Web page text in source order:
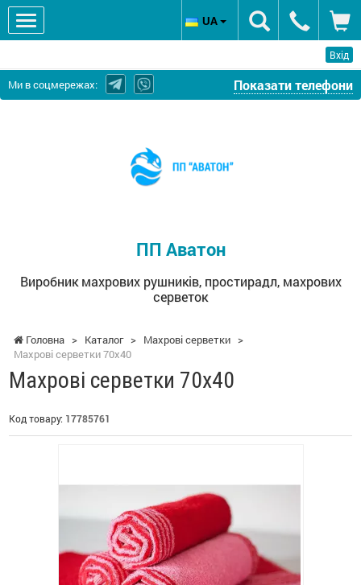
Вхід
Ми в соцмережах: Показати телефони
серветок
ПП Аватон
Виробник махрових рушників, простирадл, махрових
серветок
UA
Головна > Каталог > Махрові серветки >
Махрові серветки 70х40
Махрові серветки 70х40
Код товару: 17785761